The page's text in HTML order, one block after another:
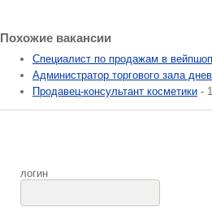
Похожие вакансии
Специалист по продажам в вейпшоп
Администратор торгового зала
Продавец-консультант косметики -
логин